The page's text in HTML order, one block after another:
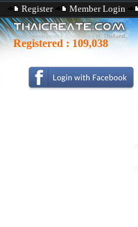
Register Member Login
Registered : 109,038